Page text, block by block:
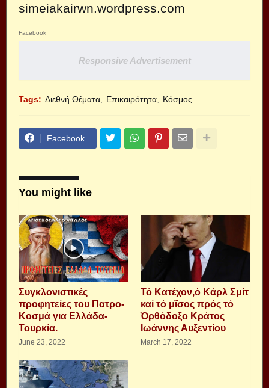
simeiakairwn.wordpress.com
Facebook
Responsive Advertisement
Tags: Διεθνή Θέματα Επικαιρότητα Κόσμος
Facebook
You might like
Συγκλονιστικές
προφητείες του Πατρο-
Κοσμά για Ελλάδα-
Τουρκία.
June 23, 2022
Τό Κατέχον,ὁ Κάρλ Σμίτ
καί τό μῖσος πρός τό
Ὀρθόδοξο Κράτος
Ιωάννης Αυξεντίου
March 17, 2022